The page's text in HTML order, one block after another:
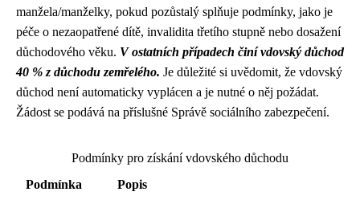
manžela/manželky, pokud pozůstalý splňuje podmínky, jako je
péče o nezaopatřené dítě, invalidita třetího stupně nebo dosažení
důchodového věku. V ostatních případech činí vdovský důchod
40 % z důchodu zemřelého. Je důležité si uvědomit, že vdovský
důchod není automaticky vyplácen a je nutné o něj požádat.
Žádost se podává na příslušné Správě sociálního zabezpečení.
Podmínky pro získání vdovského důchodu
Podmínka
Popis